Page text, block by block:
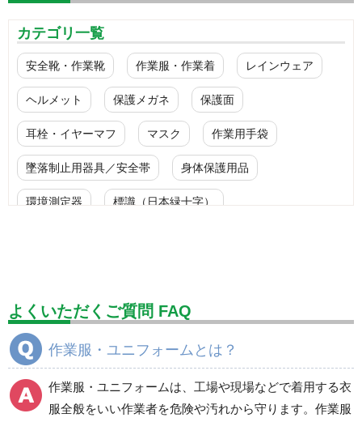
カテゴリ一覧
安全靴・作業靴 作業服・作業着 レインウェア
ヘルメット 保護メガネ 保護面
耳栓・イヤーマフ マスク 作業用手袋
墜落制止用器具／安全帯 身体保護用品
環境測定器 標識（日本緑十字）
設備用品・作業補助用品 工事作業用品
分煙対策機器
電気保守用品 ワイパー クリーンルーム対策用品
防災グッズ（防災セット） 救急医療品
よくいただくご質問 FAQ
作業服・ユニフォームとは？
作業服・ユニフォームは、工場や現場などで着用する衣
服全般をいい作業者を危険や汚れから守ります。作業服